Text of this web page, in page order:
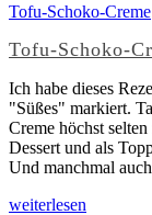
Tofu-Schoko-Creme
Tofu-Schoko-
Ich habe dieses
"Süßes" markiert.
Creme höchst
Dessert und als
Und manchmal
weiterlesen